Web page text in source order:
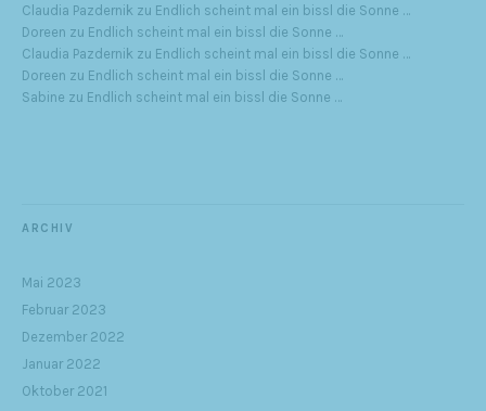
Claudia Pazdernik zu Endlich scheint mal ein bissl die Sonne …
Doreen zu Endlich scheint mal ein bissl die Sonne …
Claudia Pazdernik zu Endlich scheint mal ein bissl die Sonne …
Doreen zu Endlich scheint mal ein bissl die Sonne …
Sabine zu Endlich scheint mal ein bissl die Sonne …
ARCHIV
Mai 2023
Februar 2023
Dezember 2022
Januar 2022
Oktober 2021